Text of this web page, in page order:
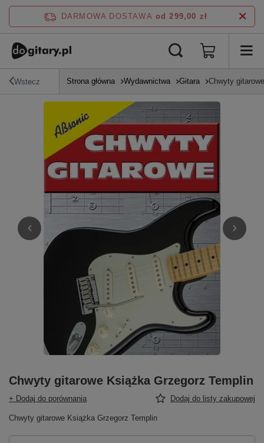
DARMOWA DOSTAWA od 299,00 zł
Wstecz Strona główna Wydawnictwa Gitara Chwyty
Chwyty gitarowe Książka Grzegorz Templin
+ Dodaj do porównania Dodaj do listy zakupowej
Chwyty gitarowe Książka Grzegorz Templin